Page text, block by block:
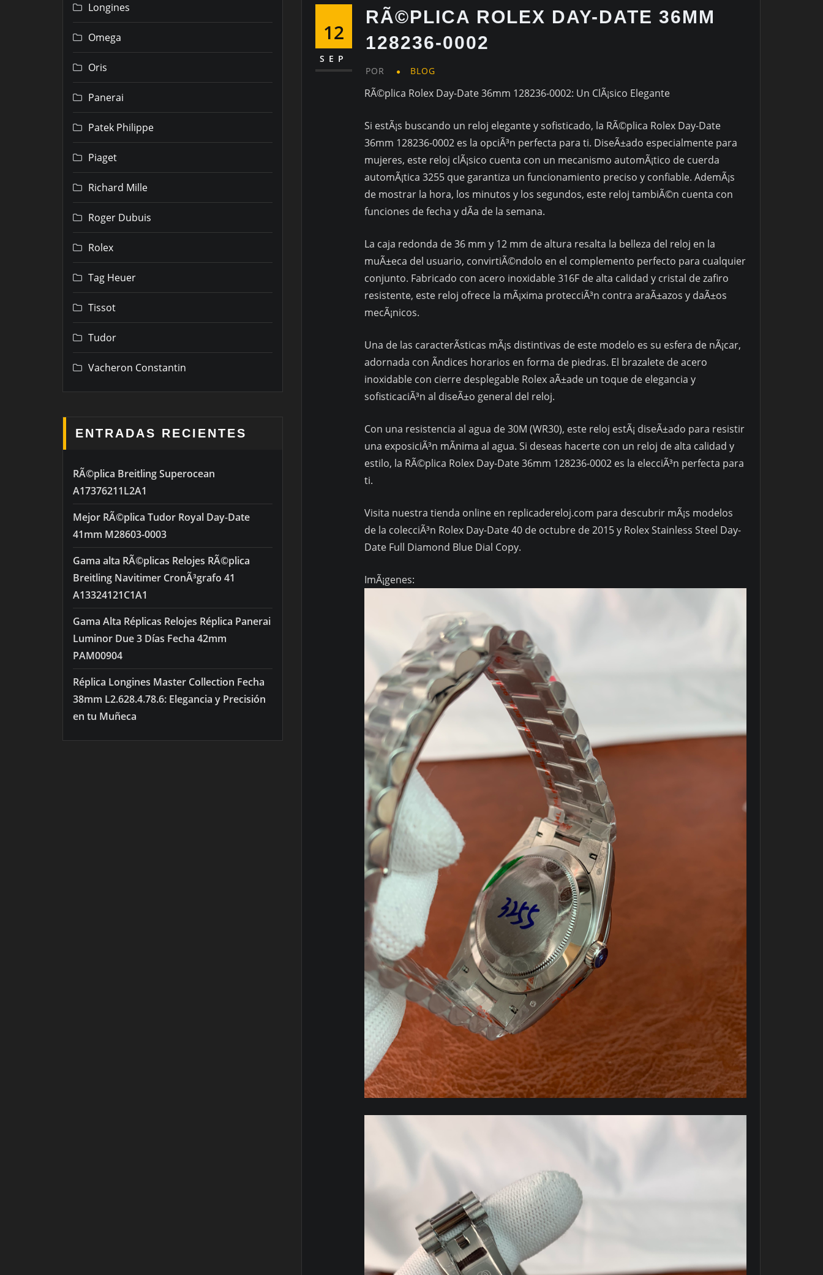
Longines
Omega
Oris
Panerai
Patek Philippe
Piaget
Richard Mille
Roger Dubuis
Rolex
Tag Heuer
Tissot
Tudor
Vacheron Constantin
ENTRADAS RECIENTES
RÃ©plica Breitling Superocean
A17376211L2A1
Mejor RÃ©plica Tudor Royal Day-Date
41mm M28603-0003
Gama alta RÃ©plicas Relojes RÃ©plica
Breitling Navitimer CronÃ³grafo 41
A13324121C1A1
Gama Alta Réplicas Relojes Réplica Panerai
Luminor Due 3 Días Fecha 42mm
PAM00904
Réplica Longines Master Collection Fecha
38mm L2.628.4.78.6: Elegancia y Precisión
en tu Muñeca
12
SEP
RÃ©PLICA ROLEX DAY-DATE 36MM
128236-0002
POR BLOG
RÃ©plica Rolex Day-Date 36mm 128236-0002: Un ClÃ¡sico Elegante
Si estÃ¡s buscando un reloj elegante y sofisticado, la RÃ©plica Rolex Day-Date
36mm 128236-0002 es la opciÃ³n perfecta para ti. DiseÃ±ado especialmente para
mujeres, este reloj clÃ¡sico cuenta con un mecanismo automÃ¡tico de cuerda
automÃ¡tica 3255 que garantiza un funcionamiento preciso y confiable. AdemÃ¡s
de mostrar la hora, los minutos y los segundos, este reloj tambiÃ©n cuenta con
funciones de fecha y dÃ­a de la semana.
La caja redonda de 36 mm y 12 mm de altura resalta la belleza del reloj en la
muÃ±eca del usuario, convirtiÃ©ndolo en el complemento perfecto para cualquier
conjunto. Fabricado con acero inoxidable 316F de alta calidad y cristal de zafiro
resistente, este reloj ofrece la mÃ¡xima protecciÃ³n contra araÃ±azos y daÃ±os
mecÃ¡nicos.
Una de las caracterÃ­sticas mÃ¡s distintivas de este modelo es su esfera de nÃ¡car,
adornada con Ã­ndices horarios en forma de piedras. El brazalete de acero
inoxidable con cierre desplegable Rolex aÃ±ade un toque de elegancia y
sofisticaciÃ³n al diseÃ±o general del reloj.
Con una resistencia al agua de 30M (WR30), este reloj estÃ¡ diseÃ±ado para resistir
una exposiciÃ³n mÃ­nima al agua. Si deseas hacerte con un reloj de alta calidad y
estilo, la RÃ©plica Rolex Day-Date 36mm 128236-0002 es la elecciÃ³n perfecta para
ti.
Visita nuestra tienda online en replicadereloj.com para descubrir mÃ¡s modelos
de la colecciÃ³n Rolex Day-Date 40 de octubre de 2015 y Rolex Stainless Steel Day-
Date Full Diamond Blue Dial Copy.
ImÃ¡genes: